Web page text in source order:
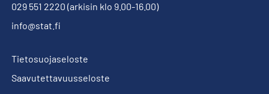
029 551 2220 (arkisin klo 9.00-16.00)
info@stat.fi
Tietosuojaseloste
Saavutettavuusseloste